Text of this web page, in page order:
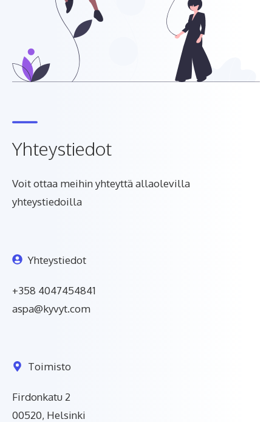
Yhteystiedot
Voit ottaa meihin yhteyttä allaolevilla
yhteystiedoilla
Yhteystiedot
+358 4047454841
aspa@kyvyt.com
Toimisto
Firdonkatu 2
00520, Helsinki